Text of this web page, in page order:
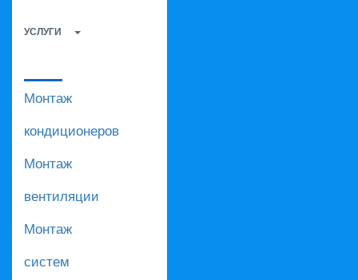
УСЛУГИ
Монтаж
кондиционеров
Монтаж
вентиляции
Монтаж
систем